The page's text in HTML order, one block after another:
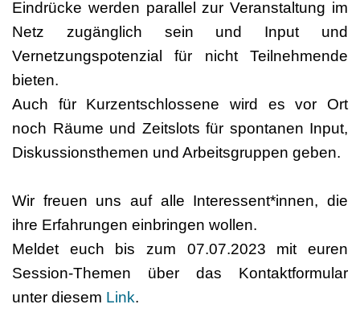
Eindrücke werden parallel zur Veranstaltung im
Netz zugänglich sein und Input und
Vernetzungspotenzial für nicht Teilnehmende
bieten.
Auch für Kurzentschlossene wird es vor Ort
noch Räume und Zeitslots für spontanen Input,
Diskussionsthemen und Arbeitsgruppen geben.
Wir freuen uns auf alle Interessent*innen, die
ihre Erfahrungen einbringen wollen.
Meldet euch bis zum 07.07.2023 mit euren
Session-Themen über das Kontaktformular
unter diesem Link.